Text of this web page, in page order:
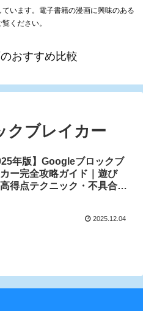
います。電子書籍の漫画に興味のある
ください。
おすすめ比較
クブレイカー
年版】Googleブロックブ
ー完全攻略ガイド｜遊び
得点テクニック・不具合対
2025.12.04